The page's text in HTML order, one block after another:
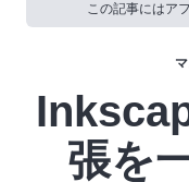
この記事にはア
張を